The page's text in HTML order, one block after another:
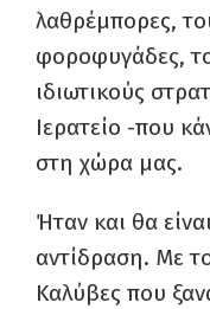
λαθρέμπορες,
φοροφυγάδες,
ιδιωτικούς
Ιερατείο -που
στη χώρα μας.
Ήταν και θα
αντίδραση. Με
Καλύβες που